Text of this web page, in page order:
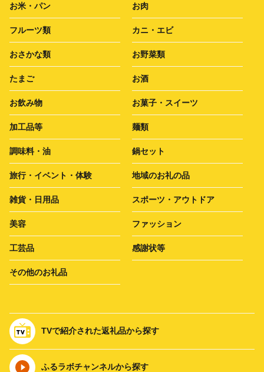
お米・パン お肉
フルーツ類 カニ・エビ
おさかな類 お野菜類
たまご お酒
お飲み物 お菓子・スイーツ
加工品等 麺類
調味料・油 鍋セット
旅行・イベント・体験 地域のお礼の品
雑貨・日用品 スポーツ・アウトドア
美容 ファッション
工芸品 感謝状等
その他のお礼品
TVで紹介された返礼品から探す
ふるラボチャンネルから探す